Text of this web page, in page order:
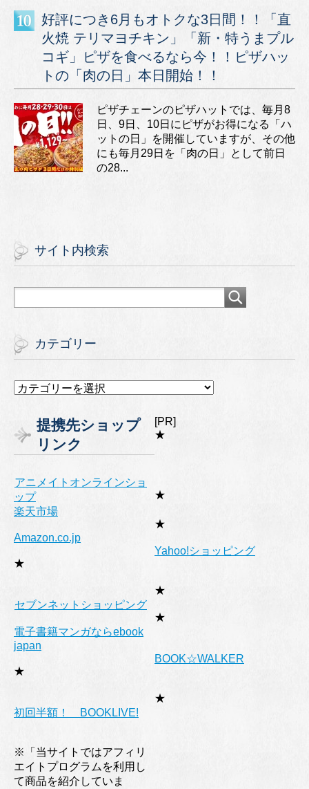
好評につき6月もオトクな3日間！！「直
火焼 テリマヨチキン」「新・特うまプル
コギ」ピザを食べるなら今！！ピザハッ
トの「肉の日」本日開始！！
ピザチェーンのピザハットでは、毎月8
日、9日、10日にピザがお得になる「ハ
ットの日」を開催していますが、その他
にも毎月29日を「肉の日」として前日
の28...
サイト内検索
カテゴリー
カ
リ
ー
提携先ショップ
リンク
[PR]
★
アニメイトオンラインショ
ップ
★
楽天市場
★
Amazon.co.jp
★
Yahoo!ショッピング
★
セブンネットショッピング
★
電子書籍マンガならebook
japan
★
BOOK☆WALKER
★
初回半額！ BOOKLIVE!
※「当サイトではアフィリ
エイトプログラムを利用し
て商品を紹介していま